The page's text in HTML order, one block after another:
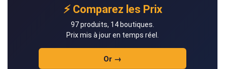
⚡ Comparez les Prix
97 produits, 14 boutiques.
Prix mis à jour en temps réel.
Or →